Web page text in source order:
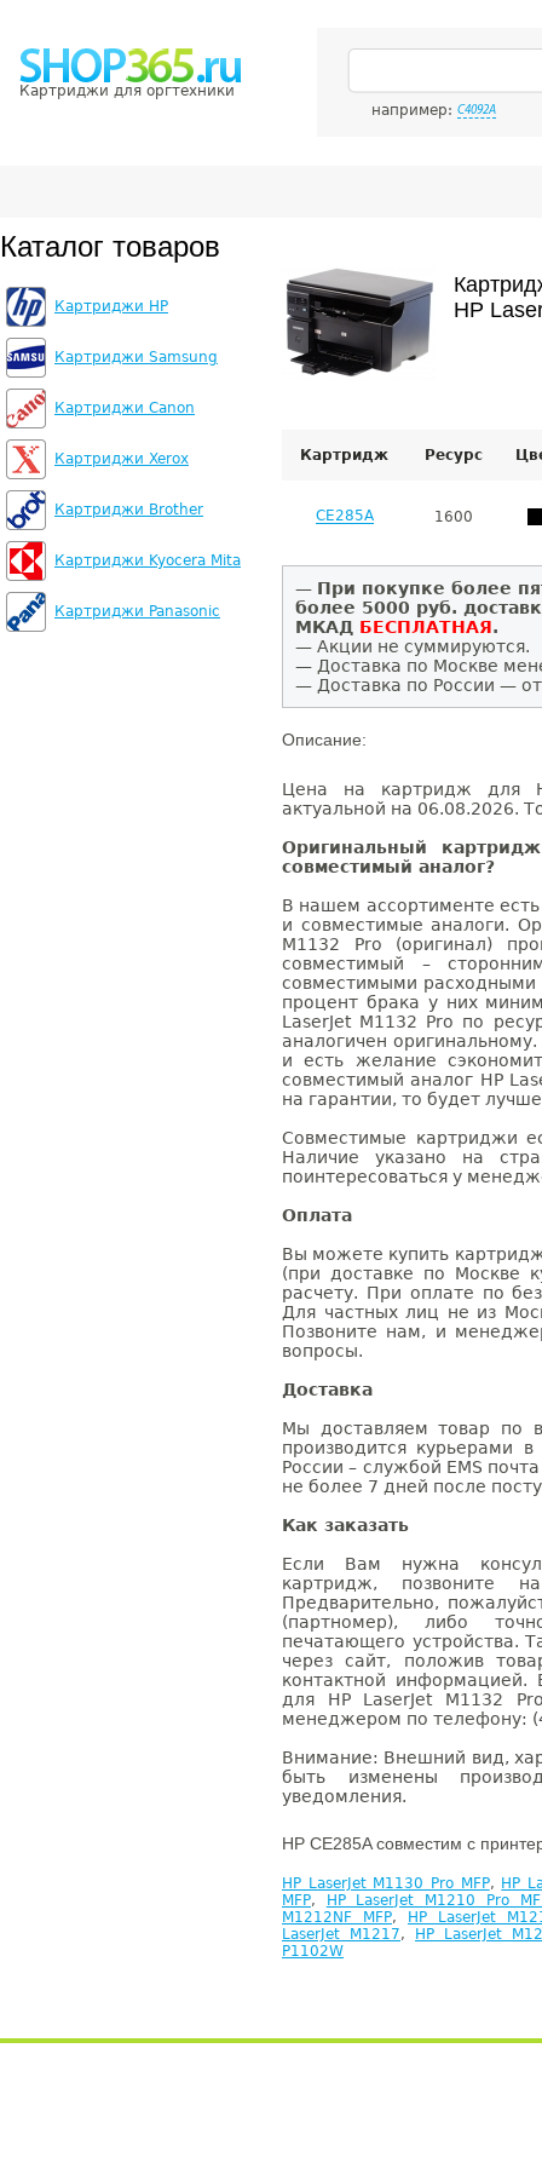
Картриджи для оргтехники
например: C4092A
Каталог товаров
Картриджи HP
Картриджи Samsung
Картриджи Canon
Картриджи Xerox
Картриджи Brother
Картриджи Kyocera Mita
Картриджи Panasonic
HP
Картридж Ресурс
CE285A 1600
— При покупке более
более 5000 руб.
МКАД БЕСПЛАТНАЯ.
— Акции не суммируются.
— Доставка по Москве
— Доставка по России —
Описание:
Цена на картридж для
актуальной на 06.08.2026.
Оригинальный
совместимый аналог?
В нашем ассортименте
и совместимые аналоги.
M1132 Pro (оригинал)
совместимый –
совместимыми расходными
процент брака у них
LaserJet M1132 Pro по
аналогичен
и есть желание
совместимый аналог HP
на гарантии, то будет
Совместимые картриджи
Наличие указано на
поинтересоваться у
Оплата
Вы можете купить
(при доставке по Москве
расчету. При оплате по
Для частных лиц не из
Позвоните нам, и
вопросы.
Доставка
Мы доставляем товар по
производится курьерами
России – службой EMS
не более 7 дней после
Как заказать
Если Вам нужна
картридж, позвоните
Предварительно,
(партномер), либо
печатающего устройства.
через сайт, положив
контактной информацией.
для HP LaserJet M1132
менеджером по телефону:
Внимание: Внешний вид,
быть изменены
уведомления.
HP CE285A совместим с
HP LaserJet M1130 Pro MFP, HP
MFP,
HP LaserJet M1210 Pro
M1212NF MFP,
HP LaserJet
LaserJet M1217,
HP LaserJet
P1102W